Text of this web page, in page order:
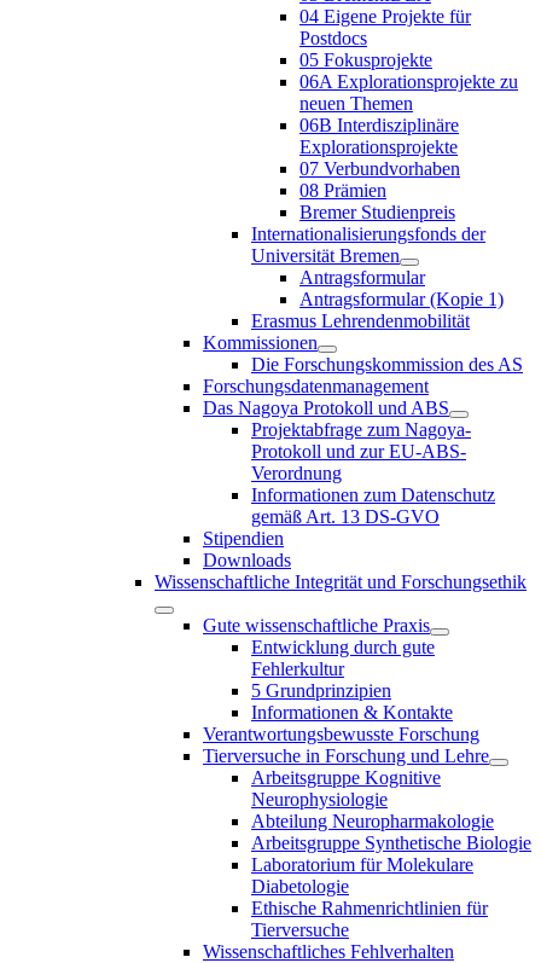
04 Eigene Projekte für
Postdocs
05 Fokusprojekte
06A Explorationsprojekte zu
neuen Themen
06B Interdisziplinäre
Explorationsprojekte
07 Verbundvorhaben
08 Prämien
Bremer Studienpreis
Internationalisierungsfonds der
Universität Bremen
Antragsformular
Antragsformular (Kopie 1)
Erasmus Lehrendenmobilität
Kommissionen
Die Forschungskommission des AS
Forschungsdatenmanagement
Das Nagoya Protokoll und ABS
Projektabfrage zum Nagoya-
Protokoll und zur EU-ABS-
Verordnung
Informationen zum Datenschutz
gemäß Art. 13 DS-GVO
Stipendien
Downloads
Wissenschaftliche Integrität und Forschungsethik
Gute wissenschaftliche Praxis
Entwicklung durch gute
Fehlerkultur
5 Grundprinzipien
Informationen & Kontakte
Verantwortungsbewusste Forschung
Tierversuche in Forschung und Lehre
Arbeitsgruppe Kognitive
Neurophysiologie
Abteilung Neuropharmakologie
Arbeitsgruppe Synthetische Biologie
Laboratorium für Molekulare
Diabetologie
Ethische Rahmenrichtlinien für
Tierversuche
Wissenschaftliches Fehlverhalten